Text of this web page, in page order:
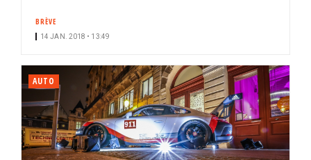
BRÈVE
14 JAN. 2018 • 13:49
AUTO